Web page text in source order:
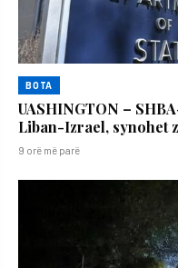
BOTA
UASHINGTON –
Liban-Izrael, synohet
9 orë më parë